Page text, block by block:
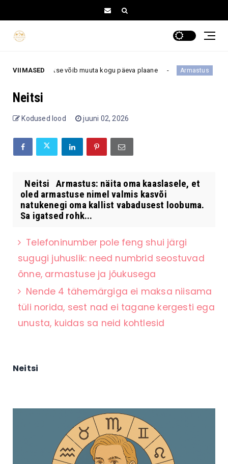
VIIMASED
saabuv kutse võib muuta kogu päeva plaane Armastus
Neitsi
Kodused lood juuni 02, 2026
Neitsi Armastus: näita oma kaaslasele, et
oled armastuse nimel valmis kasvõi
natukenegi oma kallist vabadusest loobuma.
Sa igatsed rohk...
Telefoninumber pole feng shui järgi
sugugi juhuslik: need numbrid seostuvad
õnne, armastuse ja jõukusega
Nende 4 tähemärgiga ei maksa niisama
tüli norida, sest nad ei tagane kergesti ega
unusta, kuidas sa neid kohtlesid
Neitsi